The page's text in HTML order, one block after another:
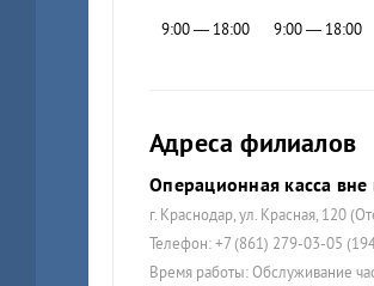
9:00 — 18:00 9:00 — 18:00
Адреса филиалов
Операционная касса
г. Краснодар, ул. Красная, 120
Телефон: +7 (861) 279-03-05
Время работы: Обслуживание